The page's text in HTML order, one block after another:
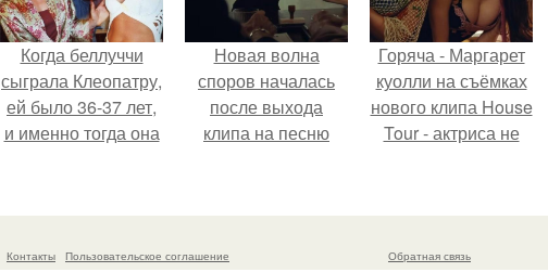
вкусными.
Когда беллуччи
сыграла Клеопатру,
ей было 36-37 лет,
и именно тогда она
Новая волна
споров началась
после выхода
клипа на песню
Горяча - Маргарет
куолли на съёмках
нового клипа House
Tour - актриса не
выступила в роли
проекта.
Контакты Пользовательское соглашение Обратная связь